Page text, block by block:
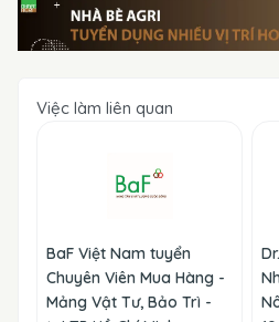
Việc làm liên quan
BaF Việt Nam tuyển
Chuyên Viên Mua Hàng -
Mảng Vật Tư, Bảo Trì -